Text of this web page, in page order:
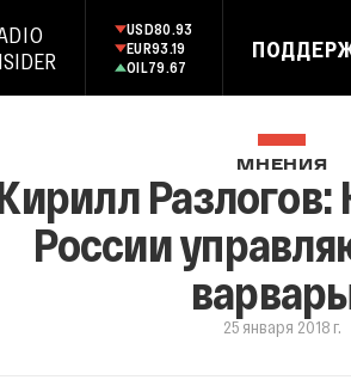
USD80.93
EUR93.19
OIL79.67
МНЕНИЯ
Разлогов:
России
25 января 2018 г.